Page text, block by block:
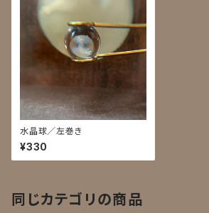
水晶球／左巻き
¥330
同じカテゴリの商品